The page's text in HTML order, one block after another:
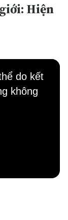
Hiện
do kết
không